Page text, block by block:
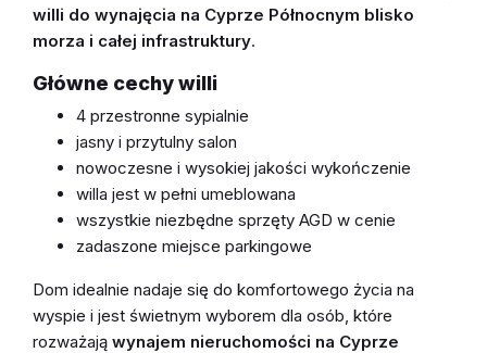
willi do wynajęcia na Cyprze Północnym blisko
morza i całej infrastruktury.
Główne cechy willi
4 przestronne sypialnie
jasny i przytulny salon
nowoczesne i wysokiej jakości wykończenie
willa jest w pełni umeblowana
wszystkie niezbędne sprzęty AGD w cenie
zadaszone miejsce parkingowe
Dom idealnie nadaje się do komfortowego życia na
wyspie i jest świetnym wyborem dla osób, które
rozważają wynajem nieruchomości na Cyprze